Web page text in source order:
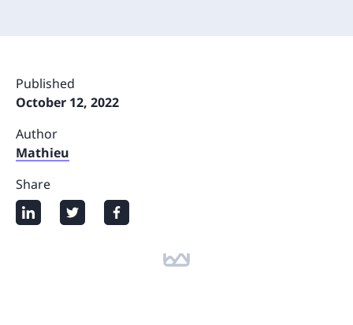
Published
October 12, 2022
Author
Mathieu
Share